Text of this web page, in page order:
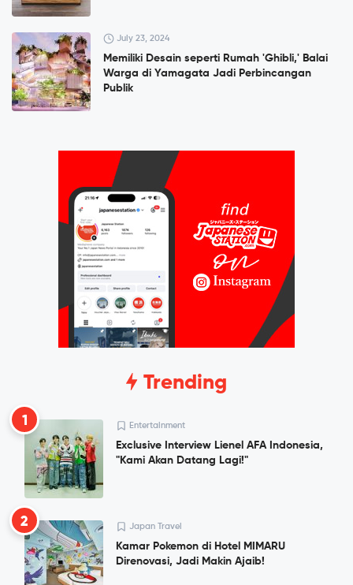
July 23, 2024
Memiliki Desain seperti Rumah 'Ghibli,' Balai
Warga di Yamagata Jadi Perbincangan
Publik
Trending
1 Entertainment
Exclusive Interview Lienel AFA Indonesia,
"Kami Akan Datang Lagi!"
2 Japan Travel
Kamar Pokemon di Hotel MIMARU
Direnovasi, Jadi Makin Ajaib!